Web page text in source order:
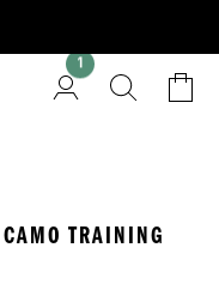
1
TRAINING